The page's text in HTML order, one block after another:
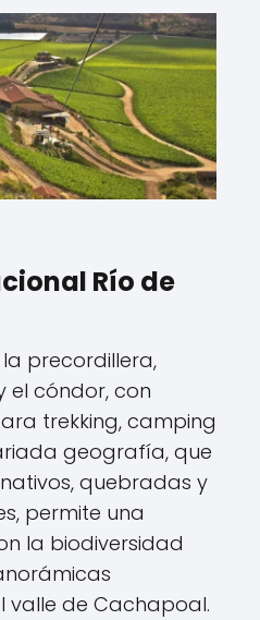
Río de
precordillera,
el cóndor, con
trekking, camping
geografía, que
quebradas y
permite una
la biodiversidad
valle de Cachapoal.